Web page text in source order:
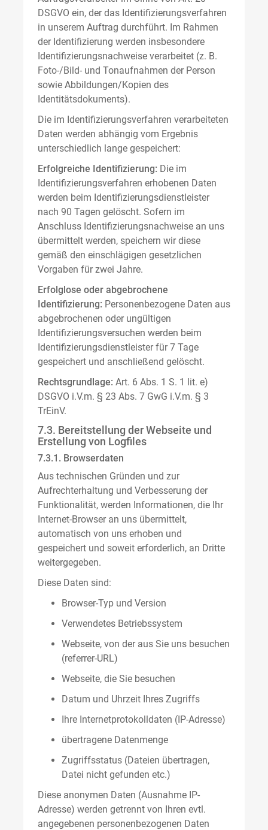
DSGVO ein, der das Identifizierungsverfahren
in unserem Auftrag durchführt. Im Rahmen
der Identifizierung werden insbesondere
Identifizierungsnachweise verarbeitet (z. B.
Foto-/Bild- und Tonaufnahmen der Person
sowie Abbildungen/Kopien des
Identitätsdokuments).
Die im Identifizierungsverfahren verarbeiteten
Daten werden abhängig vom Ergebnis
unterschiedlich lange gespeichert:
Erfolgreiche Identifizierung: Die im
Identifizierungsverfahren erhobenen Daten
werden beim Identifizierungsdienstleister
nach 90 Tagen gelöscht. Sofern im
Anschluss Identifizierungsnachweise an uns
übermittelt werden, speichern wir diese
gemäß den einschlägigen gesetzlichen
Vorgaben für zwei Jahre.
Erfolglose oder abgebrochene
Identifizierung: Personenbezogene Daten aus
abgebrochenen oder ungültigen
Identifizierungsversuchen werden beim
Identifizierungsdienstleister für 7 Tage
gespeichert und anschließend gelöscht.
Rechtsgrundlage: Art. 6 Abs. 1 S. 1 lit. e)
DSGVO i.V.m. § 23 Abs. 7 GwG i.V.m. § 3
TrEinV.
7.3. Bereitstellung der Webseite und
Erstellung von Logfiles
7.3.1. Browserdaten
Aus technischen Gründen und zur
Aufrechterhaltung und Verbesserung der
Funktionalität, werden Informationen, die Ihr
Internet-Browser an uns übermittelt,
automatisch von uns erhoben und
gespeichert und soweit erforderlich, an Dritte
weitergegeben.
Diese Daten sind:
Browser-Typ und Version
Verwendetes Betriebssystem
Webseite, von der aus Sie uns besuchen
(referrer-URL)
Webseite, die Sie besuchen
Datum und Uhrzeit Ihres Zugriffs
Ihre Internetprotokolldaten (IP-Adresse)
übertragene Datenmenge
Zugriffsstatus (Dateien übertragen,
Datei nicht gefunden etc.)
Diese anonymen Daten (Ausnahme IP-
Adresse) werden getrennt von Ihren evtl.
angegebenen personenbezogenen Daten